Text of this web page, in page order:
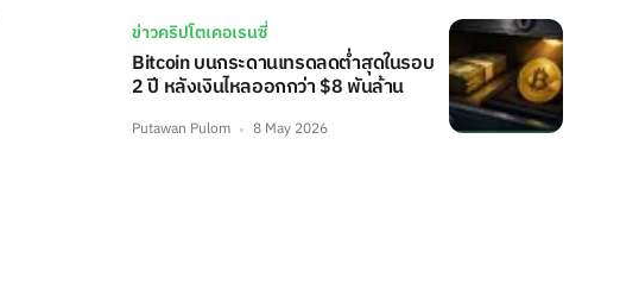
ข่าวคริปโตเคอเรนซี่
Bitcoin บนกระดานเทรดลดต่ำสุดในรอบ
2 ปี หลังเงินไหลออกกว่า $8 พันล้าน
Putawan Pulom 8 May 2026